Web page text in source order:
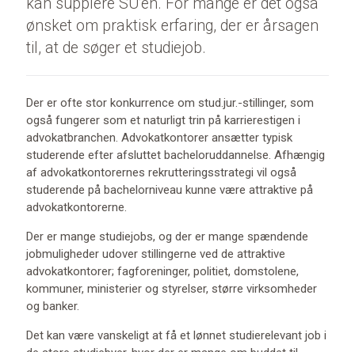
kan supplere SU’en. For mange er det også
ønsket om praktisk erfaring, der er årsagen
til, at de søger et studiejob.
Der er ofte stor konkurrence om stud.jur.-stillinger, som
også fungerer som et naturligt trin på karrierestigen i
advokatbranchen. Advokatkontorer ansætter typisk
studerende efter afsluttet bacheloruddannelse. Afhængig
af advokatkontorernes rekrutteringsstrategi vil også
studerende på bachelorniveau kunne være attraktive på
advokatkontorerne.
Der er mange studiejobs, og der er mange spændende
jobmuligheder udover stillingerne ved de attraktive
advokatkontorer; fagforeninger, politiet, domstolene,
kommuner, ministerier og styrelser, større virksomheder
og banker.
Det kan være vanskeligt at få et lønnet studierelevant job i